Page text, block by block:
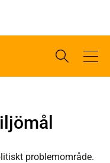
problemområde.